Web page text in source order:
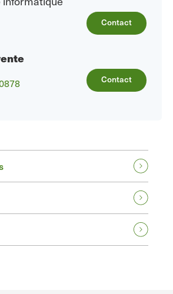
Contact
Contact